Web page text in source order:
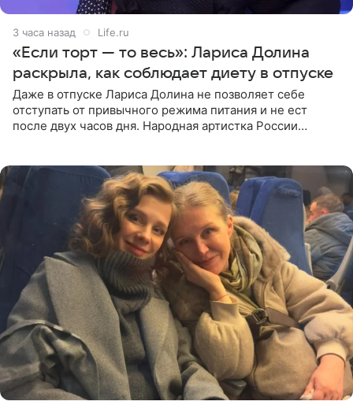
3 часа назад Life.ru
«Если торт — то весь»: Лариса Долина
раскрыла, как соблюдает диету в отпуске
Даже в отпуске Лариса Долина не позволяет себе
отступать от привычного режима питания и не ест
после двух часов дня. Народная артистка России